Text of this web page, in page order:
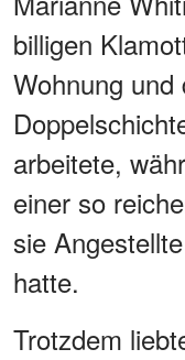
billigen
Wohnung
arbeitete,
einer so
sie
hatte.
Trotzdem